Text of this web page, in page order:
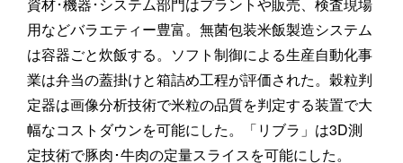
用などバラエティー豊富。無菌包装米飯製造システム
は容器ごと炊飯する。ソフト制御による生産自動化事
業は弁当の蓋掛けと箱詰め工程が評価された。穀粒判
定器は画像分析技術で米粒の品質を判定する装置で大
幅なコストダウンを可能にした。「リブラ」は3D測
定技術で豚肉･牛肉の定量スライスを可能にした。